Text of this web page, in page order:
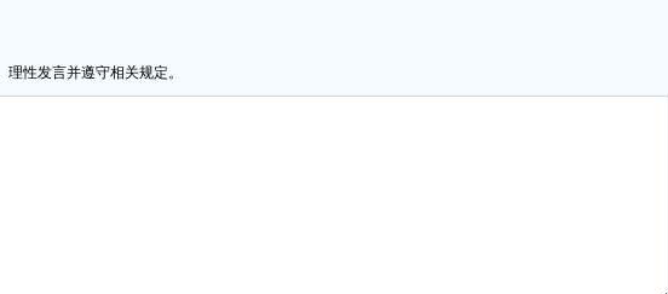
理性发言并遵守相关规定。